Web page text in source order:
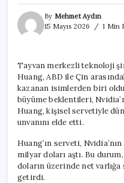
By Mehmet Aydın
15 Mayıs 2026
1 Min
Tayvan merkezli teknoloji
Huang, ABD ile Çin
kazanan isimlerden biri
büyüme beklentileri,
Huang, kişisel servetiyle
unvanını elde etti.
Huang’ın serveti,
milyar doları aştı. Bu
doların üzerinde net
getirdi.